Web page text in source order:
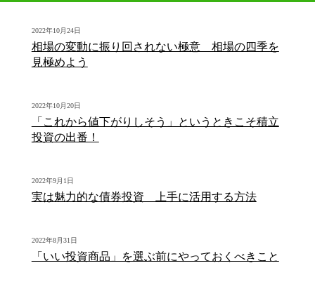
2022年10月24日
相場の変動に振り回されない極意 相場の四季を
見極めよう
2022年10月20日
「これから値下がりしそう」というときこそ積立
投資の出番！
2022年9月1日
実は魅力的な債券投資 上手に活用する方法
2022年8月31日
「いい投資商品」を選ぶ前にやっておくべきこと